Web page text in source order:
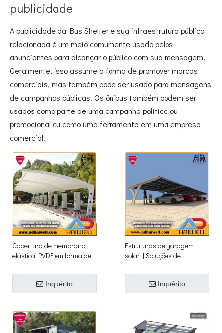
publicidade
A publicidade da Bus Shelter e sua infraestrutura pública
relacionada é um meio comumente usado pelos
anunciantes para alcançar o público com sua mensagem.
Geralmente, isso assume a forma de promover marcas
comerciais, mas também pode ser usado para mensagens
de campanhas públicas. Os ônibus também podem ser
usados ​​como parte de uma campanha política ou
promocional ou como uma ferramenta em uma empresa
comercial.
Cobertura de membrana
elástica PVDF em forma de
EV moderno de inclinação
Inquérito
Estruturas de garagem
solar | Soluções de
energia verde
Inquérito